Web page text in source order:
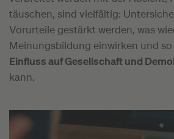
täuschen, sind vielfältig:
Vorurteile gestärkt werden, was
Meinungsbildung einwirken und so
Einfluss auf Gesellschaft und
kann.